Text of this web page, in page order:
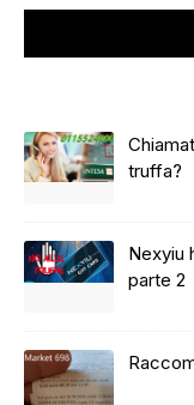
truffa?
Nexyiu
parte 2